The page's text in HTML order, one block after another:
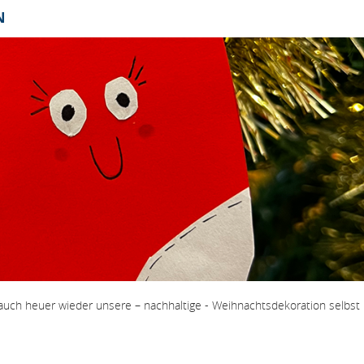
heuer wieder unsere – nachhaltige - Weihnachtsdekoration selbst